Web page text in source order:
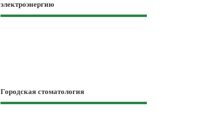
электроэнергию
Городская стоматология